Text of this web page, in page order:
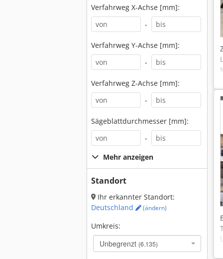
Verfahrweg X-Achse [mm]:
-
Verfahrweg Y-Achse [mm]:
-
Verfahrweg Z-Achse [mm]:
-
Sägeblattdurchmesser [mm]:
-
Mehr anzeigen
Standort
Ihr erkannter Standort:
Deutschland
(ändern)
Umkreis:
Unbegrenzt (6.135)